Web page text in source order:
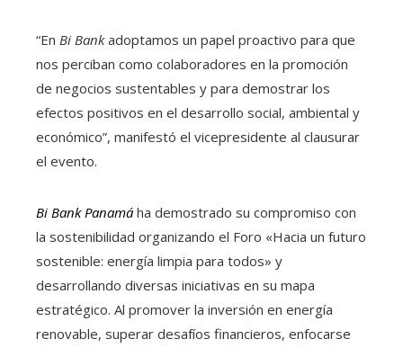
“En Bi Bankadoptamos un papel proactivo para que
nos perciban como colaboradores en la promoción
de negocios sustentables y para demostrar los
efectos positivos en el desarrollo social, ambiental y
económico”, manifestó el vicepresidente al clausurar
el evento.
Bi Bank Panamá ha demostrado su compromiso con
la sostenibilidad organizando el Foro «Hacia un futuro
sostenible: energía limpia para todos» y
desarrollando diversas iniciativas en su mapa
estratégico. Al promover la inversión en energía
renovable, superar desafíos financieros, enfocarse